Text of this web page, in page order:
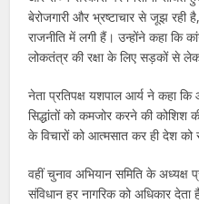
बेरोजगारी और भ्रष्टाचार से जूझ
राजनीति में लगी हैं। उन्होंने कहा कि
लोकतंत्र की रक्षा के लिए सड़कों से
नेता प्रतिपक्ष यशपाल आर्य ने कहा
सिद्धांतों को कमजोर करने की कोशिश
के विचारों को आत्मसात कर ही देश
वहीं चुनाव अभियान समिति के अध्यक्ष
संविधान हर नागरिक को अधिकार